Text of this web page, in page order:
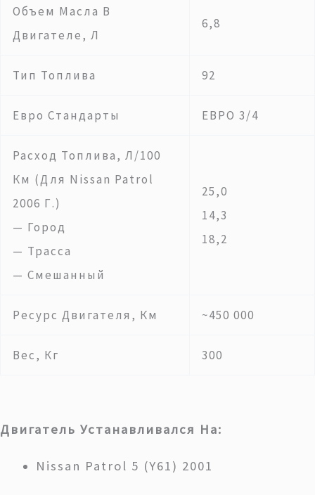
Объем Масла В
Двигателе, Л
6,8
Тип Топлива 92
Евро Стандарты ЕВРО 3/4
Расход Топлива, Л/100
Км (для Nissan Patrol
2006 Г.)
— Город
— Трасса
— Смешанный
25,0
14,3
18,2
Ресурс Двигателя, Км ~450 000
Вес, Кг 300
Двигатель Устанавливался На:
Nissan Patrol 5 (Y61) 2001